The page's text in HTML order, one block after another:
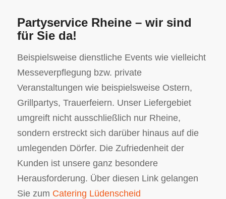
Partyservice Rheine – wir sind
für Sie da!
Beispielsweise dienstliche Events wie vielleicht
Messeverpflegung bzw. private
Veranstaltungen wie beispielsweise Ostern,
Grillpartys, Trauerfeiern. Unser Liefergebiet
umgreift nicht ausschließlich nur Rheine,
sondern erstreckt sich darüber hinaus auf die
umlegenden Dörfer. Die Zufriedenheit der
Kunden ist unsere ganz besondere
Herausforderung. Über diesen Link gelangen
Sie zum Catering Lüdenscheid